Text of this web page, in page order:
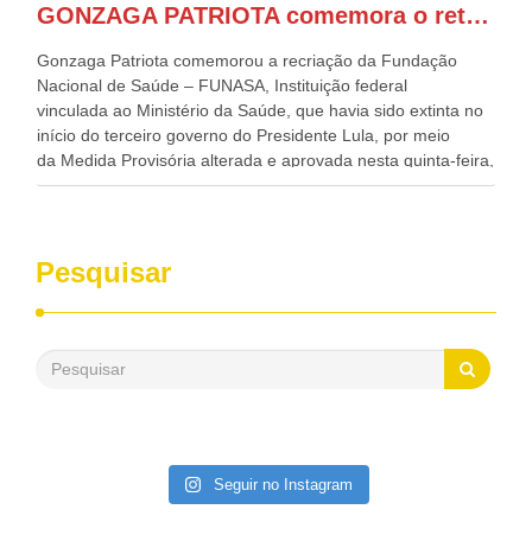
de todo Nordeste que também ajudam a fomentar o
GONZAGA PATRIOTA comemora o retorno da FUNASA
Gonzaga Patriota comemorou a recriação da Fundação
Nacional de Saúde – FUNASA, Instituição federal
vinculada ao Ministério da Saúde, que havia sido extinta no
início do terceiro governo do Presidente Lula, por meio
da Medida Provisória alterada e aprovada nesta quinta-feira,
pelo Congresso Nacional. Gonzaga Patriota disse hoje em
desenvolvimento dos seus municípios e, somente o ano
passado, essa Fundação distribuiu mais de três bilhões de
reais, com suas maravilhosas ações, dentre alas, mais de
saneamento básico, em pequenas comunidades rurais.
Patriota disse ainda que, mesmo sem mandato,
Pesquisar
Seguir no Instagram